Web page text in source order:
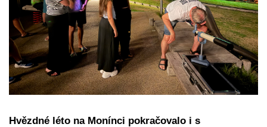
Hvězdné léto na Monínci pokračovalo i s